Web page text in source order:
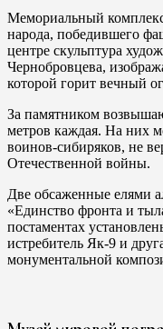
Мемориальный
народа, победившего
центре скульптура
Чернобровцева,
которой горит вечный
За памятником
метров каждая. На них
воинов-сибиряков, не
Отечественной войны.
Две обсаженные елями
«Единство фронта и
постаментах
истребитель Як-9 и
монументальной